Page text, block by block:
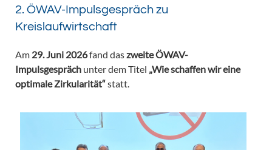
2. ÖWAV-Impulsgespräch zu
Kreislaufwirtschaft
Am 29. Juni 2026fand daszweite ÖWAV-
Impulsgespräch unter dem Titel „Wie schaffen wir eine
optimale Zirkularität“statt.